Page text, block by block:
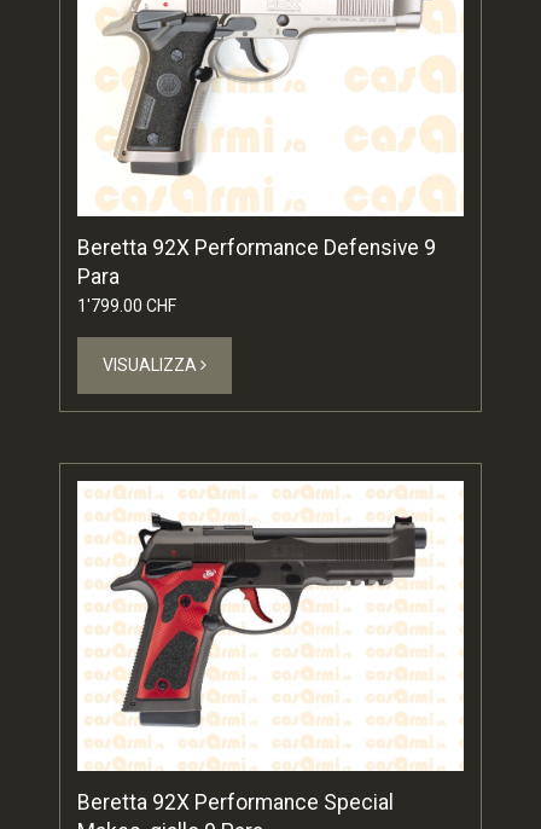
Beretta 92X Performance Defensive 9
Para
1'799.00 CHF
VISUALIZZA
Beretta 92X Performance Special